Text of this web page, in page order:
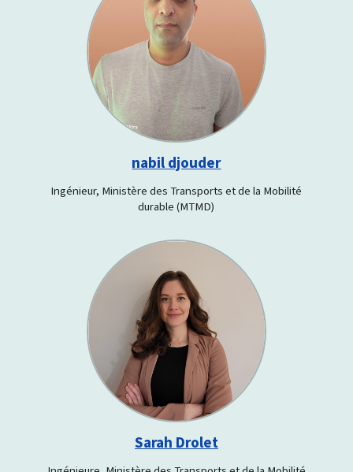
nabil djouder
Ingénieur, Ministère des Transports et de la Mobilité
durable (MTMD)
Sarah Drolet